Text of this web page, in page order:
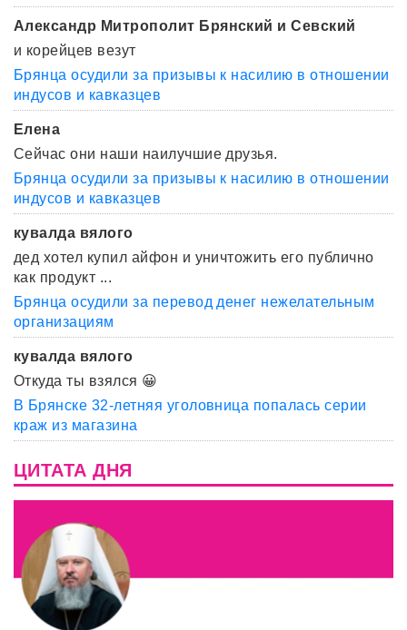
Александр Митрополит Брянский и Севский
и корейцев везут
Брянца осудили за призывы к насилию в отношении
индусов и кавказцев
Елена
Сейчас они наши наилучшие друзья.
Брянца осудили за призывы к насилию в отношении
индусов и кавказцев
кувалда вялого
дед хотел купил айфон и уничтожить его публично
как продукт ...
Брянца осудили за перевод денег нежелательным
организациям
кувалда вялого
Откуда ты взялся 😀
В Брянске 32-летняя уголовница попалась серии
краж из магазина
ЦИТАТА ДНЯ